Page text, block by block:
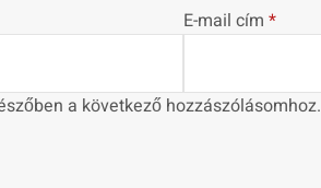
E-mail cím *
a következő hozzászólásomhoz.